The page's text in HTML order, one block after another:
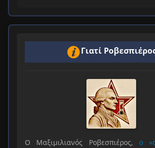
Γιατί
Ο Μαξιμιλιανός Ροβεσπιέρος, ο